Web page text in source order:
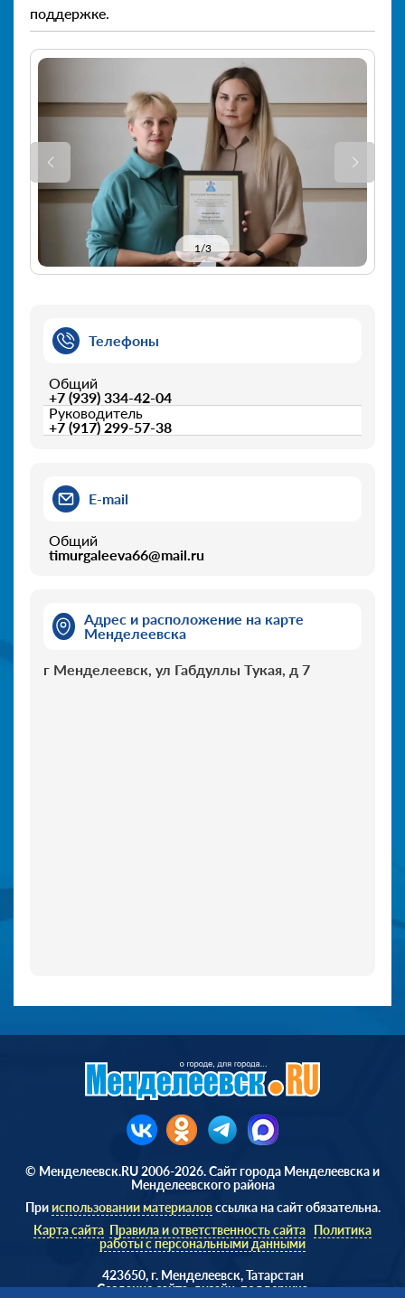
поддержке.
1/3
Телефоны
Общий
+7 (939) 334-42-04
Руководитель
+7 (917) 299-57-38
E-mail
Общий
timurgaleeva66@mail.ru
Адрес и расположение на карте
Менделеевска
г Менделеевск, ул Габдуллы Тукая, д 7
© Менделеевск.RU 2006-2026. Сайт города Менделеевска и
Менделеевского района
Прииспользовании материаловссылка на сайт обязательна.
Карта сайта Правила и ответственность сайта Политика
работы с персональными данными
423650, г. Менделеевск, Татарстан
Cоздание сайта, дизайн, поддержка